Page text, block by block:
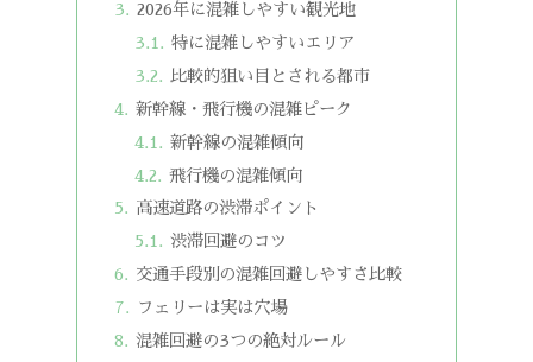
2026年に混雑しやすい観光地
特に混雑しやすいエリア
比較的狙い目とされる都市
新幹線・飛行機の混雑ピーク
新幹線の混雑傾向
飛行機の混雑傾向
高速道路の渋滞ポイント
渋滞回避のコツ
交通手段別の混雑回避しやすさ比較
フェリーは実は穴場
混雑回避の3つの絶対ルール